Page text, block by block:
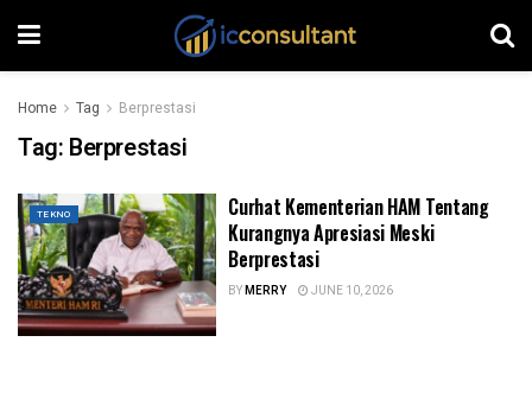
Home Tag Berprestasi
Tag: Berprestasi
TEKNO
Curhat Kementerian HAM Tentang
Kurangnya Apresiasi Meski
Berprestasi
BYMERRY JUNE 10, 2026